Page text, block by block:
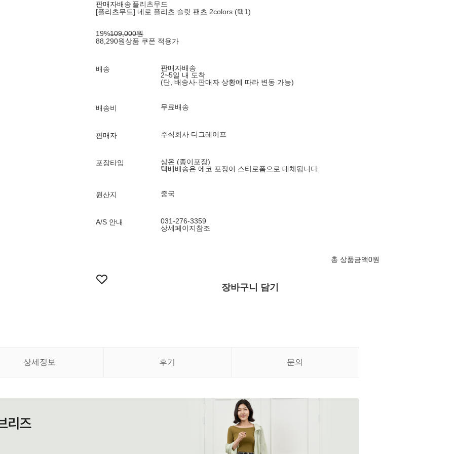
판매자배송 플리츠무드
[플리츠무드] 네로 플리츠 슬릿 팬츠 2colors (택1)
19%109,000원
88,290원상품 쿠폰 적용가
배송
판매자배송
2~5일 내 도착
(단, 배송사·판매자 상황에 따라 변동 가능)
배송비 무료배송
판매자 주식회사 디그레이프
포장타입
상온 (종이포장)
택배배송은 에코 포장이 스티로폼으로 대체됩니다.
원산지 중국
A/S 안내
031-276-3359
상세페이지참조
총 상품금액0원
장바구니 담기
상세정보 후기 문의